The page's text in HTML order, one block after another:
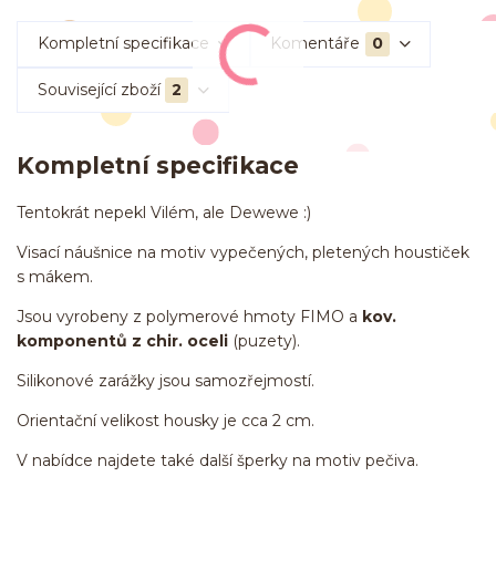
Kompletní specifikace Komentáře 0
Související zboží 2
Kompletní specifikace
Tentokrát nepekl Vilém, ale Dewewe :)
Visací náušnice na motiv vypečených, pletených houstiček
s mákem.
Jsou vyrobeny z polymerové hmoty FIMO a kov.
komponentů z chir. oceli (puzety).
Silikonové zarážky jsou samozřejmostí.
Orientační velikost housky je cca 2 cm.
V nabídce najdete také další šperky na motiv pečiva.